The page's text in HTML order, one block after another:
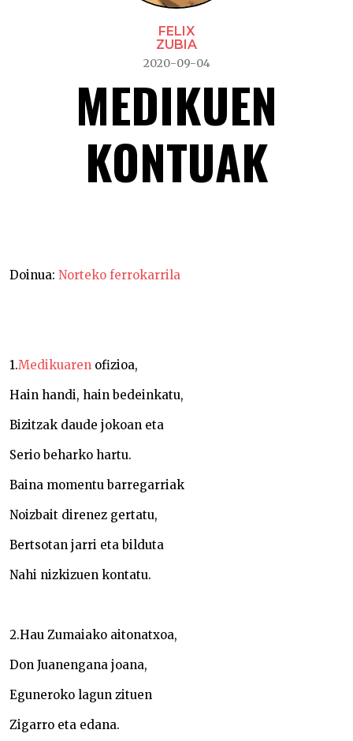
FELIX
ZUBIA
2020-09-04
MEDIKUEN
KONTUAK
Doinua: Norteko ferrokarrila
1.Medikuaren ofizioa,
Hain handi, hain bedeinkatu,
Bizitzak daude jokoan eta
Serio beharko hartu.
Baina momentu barregarriak
Noizbait direnez gertatu,
Bertsotan jarri eta bilduta
Nahi nizkizuen kontatu.
2.Hau Zumaiako aitonatxoa,
Don Juanengana joana,
Eguneroko lagun zituen
Zigarro eta edana.